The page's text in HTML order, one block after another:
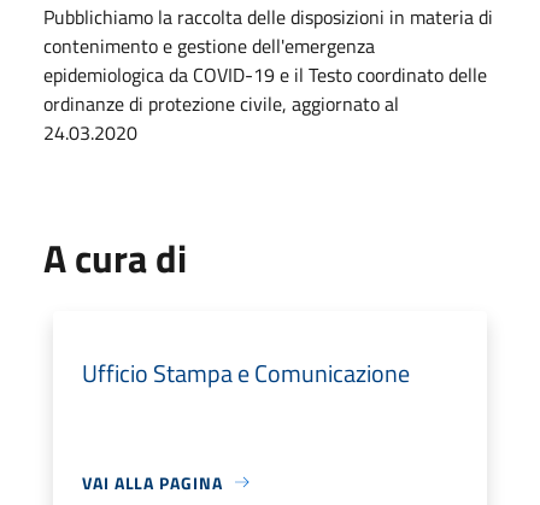
Pubblichiamo la raccolta delle disposizioni in materia di
contenimento e gestione dell'emergenza
epidemiologica da COVID-19 e il Testo coordinato delle
ordinanze di protezione civile, aggiornato al
24.03.2020
A cura di
Ufficio Stampa e Comunicazione
VAI ALLA PAGINA